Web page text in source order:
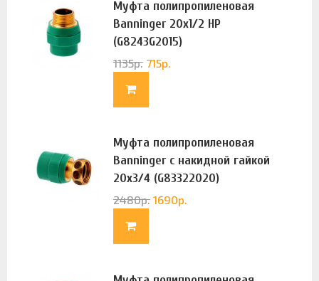
Муфта полипропиленовая
Banninger 20х1/2 НР
(G8243G2015)
1135р. 715р.
Муфта полипропиленовая
Banninger с накидной гайкой
20х3/4 (G83322020)
2480р. 1690р.